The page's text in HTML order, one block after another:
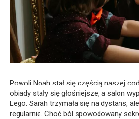
Powoli Noah stał się częścią naszej
obiady stały się głośniejsze, a salon
Lego. Sarah trzymała się na dystans,
regularnie. Choć ból spowodowany